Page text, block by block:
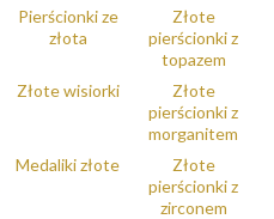
Pierścionki ze
złota
Złote
pierścionki z
topazem
Złote wisiorki
Złote
pierścionki z
morganitem
Medaliki złote
Złote
pierścionki z
zirconem